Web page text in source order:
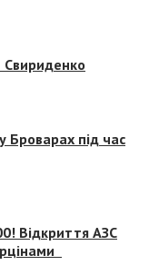
Свириденко
Броварах під час
Відкриття АЗС